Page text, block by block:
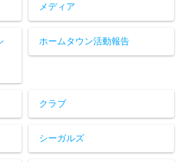
メディア
ホームタウン活動報告
クラブ
シーガルズ